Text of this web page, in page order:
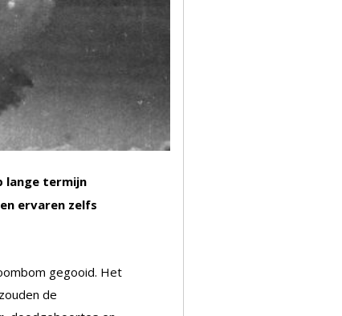
lange termijn
ervaren zelfs
gegooid. Het
de